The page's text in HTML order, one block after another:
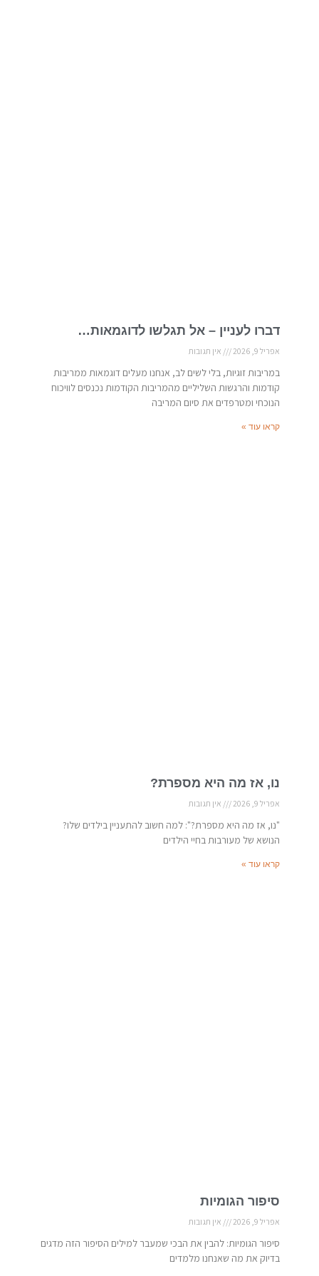
דברו לעניין – אל תגלשו לדוגמאות…
אפריל 9, 2026 אין תגובות
במריבות זוגיות, בלי לשים לב, אנחנו מעלים דוגמאות ממריבות
קודמות והרגשות השליליים מהמריבות הקודמות נכנסים לוויכוח
הנוכחי ומטרפדים את סיום המריבה
קראו עוד »
נו, אז מה היא מספרת?
אפריל 9, 2026 אין תגובות
"נו, אז מה היא מספרת?": למה חשוב להתעניין בילדים שלו?
הנושא של מעורבות בחיי הילדים
קראו עוד »
סיפור הגומיות
אפריל 9, 2026 אין תגובות
סיפור הגומיות: להבין את הבכי שמעבר למילים הסיפור הזה מדגים
בדיוק את מה שאנחנו מלמדים